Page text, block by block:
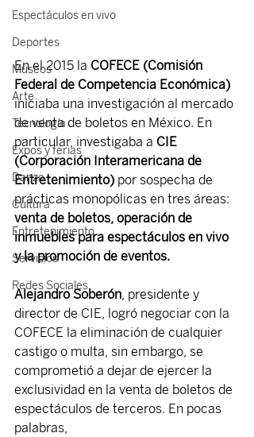
Espectáculos en vivo
Deportes
Museos
Arte
Tecnología
Expos y ferias
Danza
Cultura
Entretenimiento
Servicios
Redes Sociales
En el 2015 la COFECE (Comisión
Federal de Competencia Económica)
iniciaba una investigación al mercado
de venta de boletos en México. En
particular, investigaba a CIE
(Corporación Interamericana de
Entretenimiento) por sospecha de
prácticas monopólicas en tres áreas:
venta de boletos, operación de
inmuebles para espectáculos en vivo
y la promoción de eventos.
Alejandro Soberón, presidente y
director de CIE, logró negociar con la
COFECE la eliminación de cualquier
castigo o multa, sin embargo, se
comprometió a dejar de ejercer la
exclusividad en la venta de boletos de
espectáculos de terceros. En pocas
palabras,